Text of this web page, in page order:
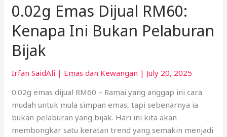
0.02g Emas Dijual RM60:
Kenapa Ini Bukan Pelaburan
Bijak
Irfan SaidAli | Emas dan Kewangan | July 20, 2025
0.02g emas dijual RM60 – Ramai yang anggap ini cara
mudah untuk mula simpan emas, tapi sebenarnya ia
bukan pelaburan yang bijak. Hari ini kita akan
membongkar satu keratan trend yang semakin menjadi